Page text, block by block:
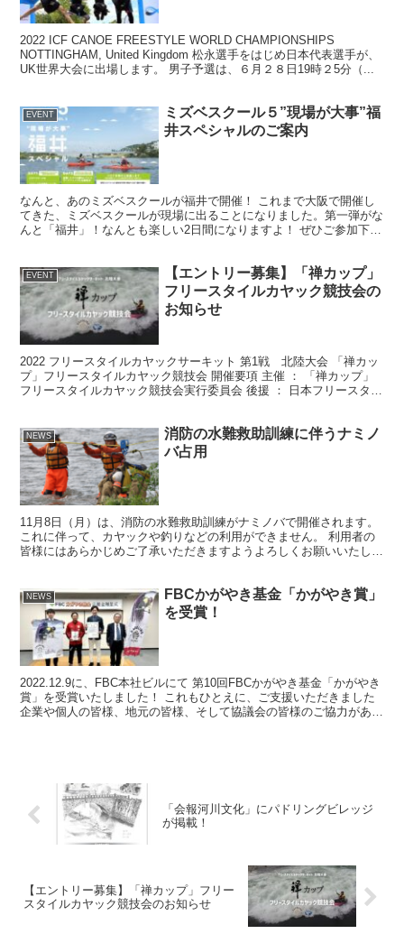
2022 ICF CANOE FREESTYLE WORLD CHAMPIONSHIPS
NOTTINGHAM, United Kingdom 松永選手をはじめ日本代表選手が、
UK世界大会に出場します。 男子予選は、６月２８日19時２5分（...
EVENT
ミズベスクール５”現場が大事”福
井スペシャルのご案内
なんと、あのミズベスクールが福井で開催！ これまで大阪で開催し
てきた、ミズベスクールが現場に出ることになりました。第一弾がな
んと「福井」！なんとも楽しい2日間になりますよ！ ぜひご参加下さ
EVENT
【エントリー募集】「禅カップ」
フリースタイルカヤック競技会の
お知らせ
2022 フリースタイルカヤックサーキット 第1戦 北陸大会 「禅カッ
プ」フリースタイルカヤック競技会 開催要項 主催 ： 「禅カップ」
フリースタイルカヤック競技会実行委員会 後援 ： 日本フリースタイ
NEWS
消防の水難救助訓練に伴うナミノ
バ占用
11月8日（月）は、消防の水難救助訓練がナミノバで開催されます。
これに伴って、カヤックや釣りなどの利用ができません。 利用者の
皆様にはあらかじめご了承いただきますようよろしくお願いいたしま
NEWS
FBCかがやき基金「かがやき賞」
を受賞！
2022.12.9に、FBC本社ビルにて 第10回FBCかがやき基金「かがやき
賞」を受賞いたしました！ これもひとえに、ご支援いただきました
企業や個人の皆様、地元の皆様、そして協議会の皆様のご協力があっ
「会報河川文化」にパドリングビレッジ
が掲載！
【エントリー募集】「禅カップ」フリー
スタイルカヤック競技会のお知らせ